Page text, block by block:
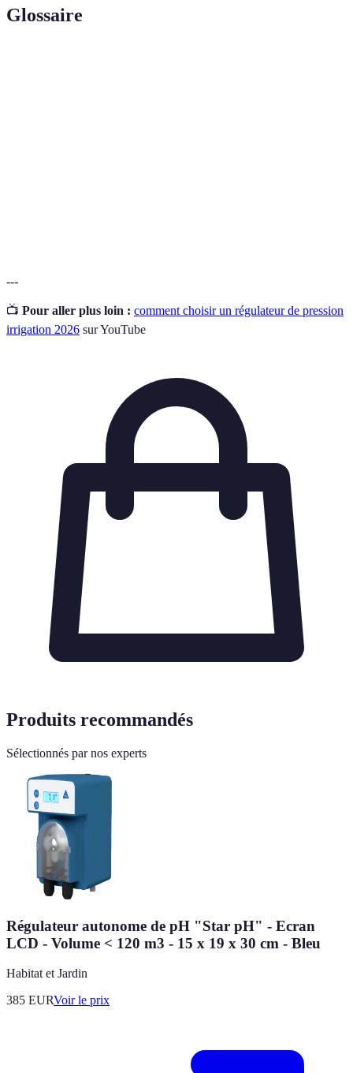
Glossaire
---
📺 Pour aller plus loin : comment choisir un régulateur de pression
irrigation 2026 sur YouTube
Produits recommandés
Sélectionnés par nos experts
Régulateur autonome de pH "Star pH" - Ecran
LCD - Volume < 120 m3 - 15 x 19 x 30 cm - Bleu
Habitat et Jardin
385 EURVoir le prix